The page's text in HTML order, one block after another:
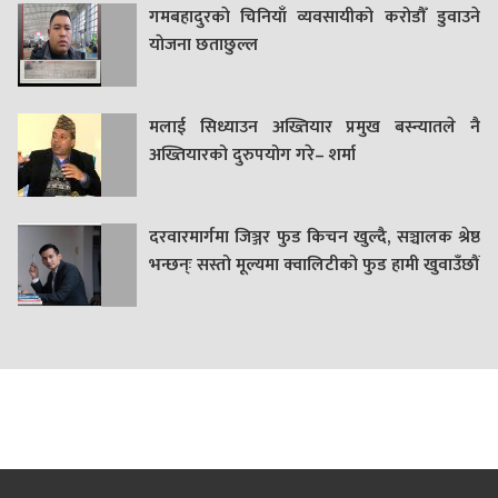
गमबहादुरकाे चिनियाँ व्यवसायीको करोडौँ डुवाउने
याेजना छताछुल्ल
मलाई सिध्याउन अख्तियार प्रमुख बस्न्यातले नै
अख्तियारको दुरुपयोग गरे– शर्मा
दरवारमार्गमा जिञ्जर फुड किचन खुल्दै, सञ्चालक श्रेष्ठ
भन्छन्ः सस्तो मूल्यमा क्वालिटीको फुड हामी खुवाउँछौं